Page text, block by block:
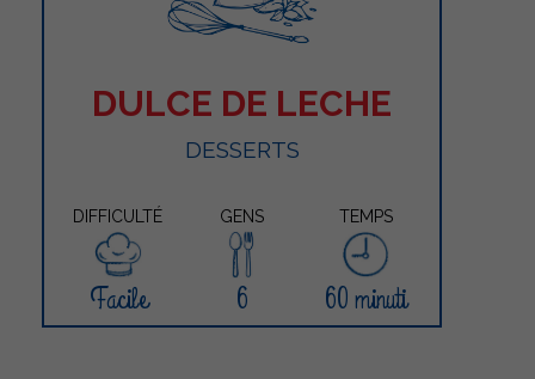
DULCE DE LECHE
DESSERTS
DIFFICULTÉ GENS TEMPS
Facile 6 60 minuti